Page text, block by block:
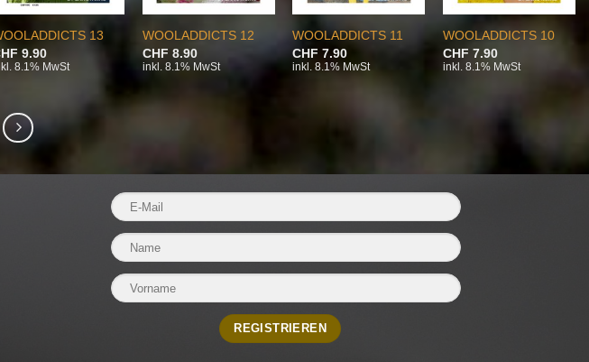
13
9.90
8.1% MwSt
WOOLADDICTS 12
CHF 8.90
inkl. 8.1% MwSt
WOOLADDICTS 11
CHF 7.90
inkl. 8.1% MwSt
WOOLADDICTS 10
CHF 7.90
inkl. 8.1% MwSt